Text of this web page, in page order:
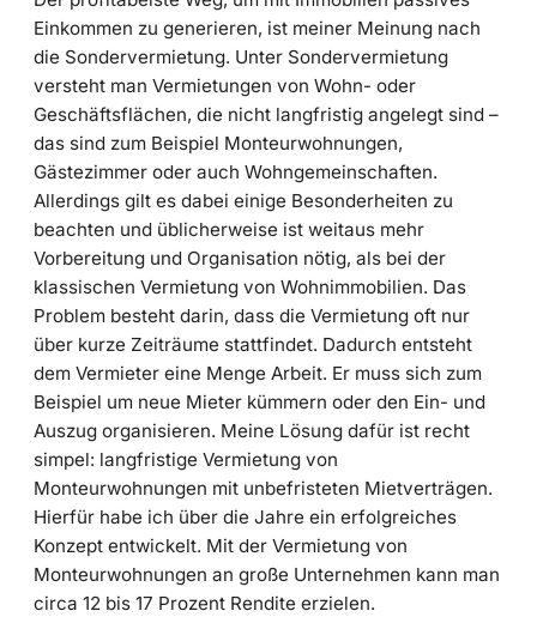
Einkommen zu generieren, ist meiner Meinung nach
die Sondervermietung. Unter Sondervermietung
versteht man Vermietungen von Wohn- oder
Geschäftsflächen, die nicht langfristig angelegt sind –
das sind zum Beispiel Monteurwohnungen,
Gästezimmer oder auch Wohngemeinschaften.
Allerdings gilt es dabei einige Besonderheiten zu
beachten und üblicherweise ist weitaus mehr
Vorbereitung und Organisation nötig, als bei der
klassischen Vermietung von Wohnimmobilien. Das
Problem besteht darin, dass die Vermietung oft nur
über kurze Zeiträume stattfindet. Dadurch entsteht
dem Vermieter eine Menge Arbeit. Er muss sich zum
Beispiel um neue Mieter kümmern oder den Ein- und
Auszug organisieren. Meine Lösung dafür ist recht
simpel: langfristige Vermietung von
Monteurwohnungen mit unbefristeten Mietverträgen.
Hierfür habe ich über die Jahre ein erfolgreiches
Konzept entwickelt. Mit der Vermietung von
Monteurwohnungen an große Unternehmen kann man
circa 12 bis 17 Prozent Rendite erzielen.